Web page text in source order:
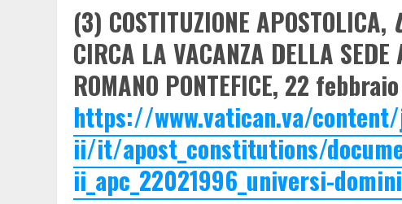
(3) COSTITUZIONE APOSTOLICA,
CIRCA LA VACANZA DELLA SEDE
ROMANO PONTEFICE, 22
https://www.vatican.va/
ii/it/apost_constitutions/
ii_apc_22021996_universi-